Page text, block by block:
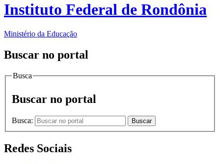
Instituto Federal de Rondônia
Ministério da Educação
Buscar no portal
Busca
Buscar no portal
Busca: Buscar
Redes Sociais